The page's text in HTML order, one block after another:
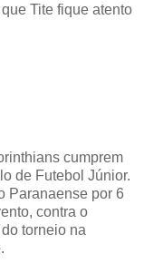
Tite fique atento
cumprem
de Futebol Júnior.
Paranaense por 6
contra o
torneio na